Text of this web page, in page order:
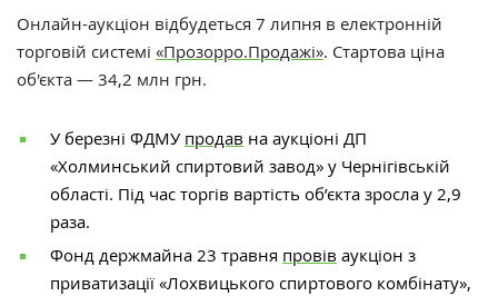
Онлайн-аукціон відбудеться 7 липня в електронній
торговій системі «Прозорро.Продажі». Стартова ціна
об'єкта — 34,2 млн грн.
У березні ФДМУ продав на аукціоні ДП
«Холминський спиртовий завод» у Чернігівській
області. Під час торгів вартість об’єкта зросла у 2,9
раза.
Фонд держмайна 23 травня провів аукціон з
приватизації «Лохвицького спиртового комбінату»,